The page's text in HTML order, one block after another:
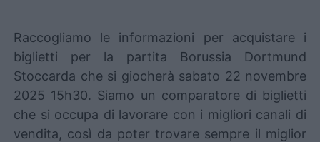
Raccogliamo le informazioni per acquistare i
biglietti per la partita Borussia Dortmund
Stoccarda che si giocherà sabato 22 novembre
2025 15h30. Siamo un comparatore di biglietti
che si occupa di lavorare con i migliori canali di
vendita, così da poter trovare sempre il miglior